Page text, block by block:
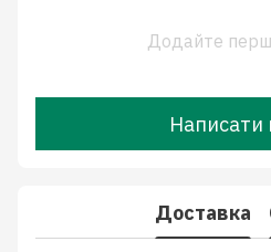
Додайте
Написати
Доставка